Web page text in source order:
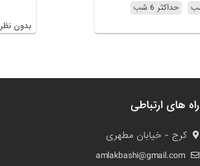
حداکثر 6 شب
بدون نظر
راه های ارتباطی
کرج - خیابان مطهری
amlakbashi@gmail.com